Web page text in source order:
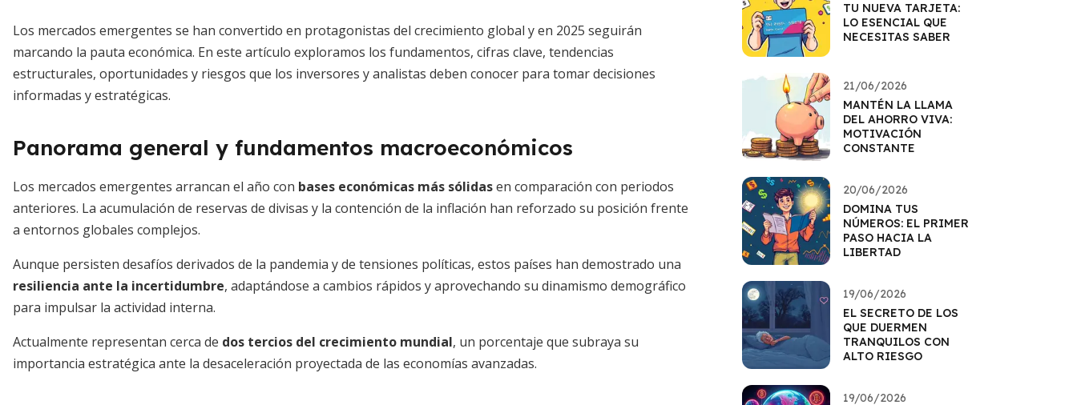
Los mercados emergentes se han convertido en protagonistas del crecimiento global y en 2025 seguirán
marcando la pauta económica. En este artículo exploramos los fundamentos, cifras clave, tendencias
estructurales, oportunidades y riesgos que los inversores y analistas deben conocer para tomar decisiones
informadas y estratégicas.
Panorama general y fundamentos macroeconómicos
Los mercados emergentes arrancan el año con bases económicas más sólidasen comparación con periodos
anteriores. La acumulación de reservas de divisas y la contención de la inflación han reforzado su posición frente
a entornos globales complejos.
Aunque persisten desafíos derivados de la pandemia y de tensiones políticas, estos países han demostrado una
resiliencia ante la incertidumbre, adaptándose a cambios rápidos y aprovechando su dinamismo demográfico
para impulsar la actividad interna.
Actualmente representan cerca de dos tercios del crecimiento mundial, un porcentaje que subraya su
importancia estratégica ante la desaceleración proyectada de las economías avanzadas.
TU NUEVA TARJETA:
LO ESENCIAL QUE
NECESITAS SABER
21/06/2026
MANTÉN LA LLAMA
DEL AHORRO VIVA:
MOTIVACIÓN
CONSTANTE
20/06/2026
DOMINA TUS
NÚMEROS: EL PRIMER
PASO HACIA LA
LIBERTAD
19/06/2026
EL SECRETO DE LOS
QUE DUERMEN
TRANQUILOS CON
ALTO RIESGO
19/06/2026